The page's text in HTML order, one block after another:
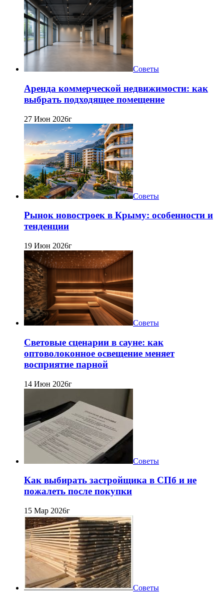
Советы
Аренда коммерческой недвижимости: как
выбрать подходящее помещение
27 Июн 2026г
Советы
Рынок новостроек в Крыму: особенности и
тенденции
19 Июн 2026г
Советы
Световые сценарии в сауне: как
оптоволоконное освещение меняет
восприятие парной
14 Июн 2026г
Советы
Как выбирать застройщика в СПб и не
пожалеть после покупки
15 Мар 2026г
Советы